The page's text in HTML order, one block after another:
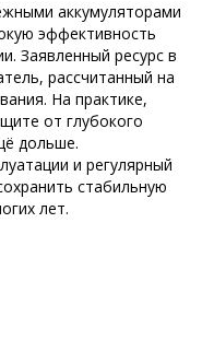
аккумуляторами
эффективность
Заявленный ресурс в
рассчитанный на
На практике,
от глубокого
дольше.
и регулярный
стабильную
лет.